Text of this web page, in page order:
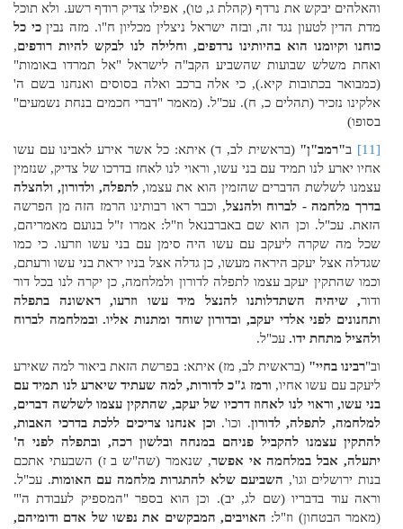
והאלהים יבקש את נרדף (קהלת ג, טו), אפילו צדיק רודף רשע. ולא תוכל
מדת הדין לטעון נגד זה, ובזה ישראל ניצלין מכליון ח"ו. מזה נביןכי כל
כוחנו וקיומנו הוא בהיותינו נרדפים, וחלילה לנו לבקש להיות רודפים,
ואחת משלש שבועות שהשביע הקב"ה לישראל "אל תמרדו באומות"
(כמבואר בכתובות קיא.), כי אלה ברכב ואלה בסוסים ואנחנו בשם ה'
אלקינו נזכיר (תהלים כ, ח). עכ"ל. (מאמר "דברי חכמים בנחת נשמעים"
בסופו)
[11]
ב"רמב"ן"(בראשית לב, ד) איתא: כל אשר אירע לאבינו עם עשו
אחיו יארע לנו תמיד עם בני עשו, וראוי לנו לאחז בדרכו של צדיק, שנזמין
עצמנו לשלשת הדברים שהזמין הוא את עצמו,לתפלה, ולדורון, ולהצלה
בדרך מלחמה - לברוח ולהנצל, וכבר ראו רבותינו הרמז הזה מן הפרשה
הזאת. עכ"ל. וכן הוא שם באברבנאל וז"ל: אמרו ז"ל בנועם מאמריהם,
שכל מה שקרה ליעקב עם עשו היה סימן עם בני עשו וזרעו. כי כמו
שגדלה אצל יעקב היראה מעשו, כן גדלה אצל בניו יראת בני עשו ורעתם,
וכמו שהתקין יעקב עצמו לתפלה לדורון ולמלחמה, כן יקרה לנו בכל דור
ודור, שיהיה השתדלותנו להנצל מיד עשו וזרעו, ראשונה בתפלה
ותחנונים לפני אלדי יעקב, ובדורון שוחד ומתנות אליו. ובמלחמה לברוח
ולהציל מתחת ידו. עכ"ל.
וב"רבינו בחיי"(בראשית לב, מז) איתא: בפרשת הזאת ביאור למה שאירע
ליעקב עם עשו אחיו, ורמז ג"כ לדורות, למה שעתיד שיארע לנו תמיד עם
בני עשו, וראוי לנו לאחוז דרכיו של יעקב, שהתקין עצמו לשלשה דברים,
למלחמה, לתפלה, לדורון. וכו'. וכן אנחנו צריכים ללכת בדרכי האבות,
להתקין עצמנו להקביל פניהם במנחה ובלשון רכה, ובתפלה לפני ה'
יתעלה, אבל במלחמה אי אפשר, שנאמר (שה"ש ב ז) השבעתי אתכם
בנות ירושלים וגו', השביעם שלא להתגרות מלחמה עם האומות. עכ"ל.
וראה עוד בדבריו (שם לג, יב). וכן הוא בספר "המספיק לעבודת ה'"
(מאמר הבטחון) וז"ל: האויבים, המבקשים את נפשו של אדם ודומיהם,